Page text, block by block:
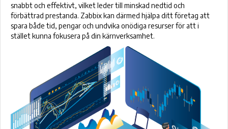
snabbt och effektivt, vilket leder till minskad nedtid och
förbättrad prestanda. Zabbix kan därmed hjälpa ditt företag att
spara både tid, pengar och undvika onödiga resurser för att i
stället kunna fokusera på din kärnverksamhet.